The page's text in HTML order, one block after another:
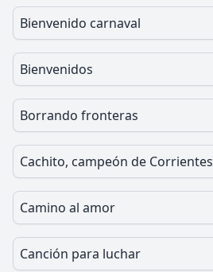
Bienvenido carnaval
Bienvenidos
Borrando fronteras
Cachito, campeón de Corrientes
Camino al amor
Canción para luchar